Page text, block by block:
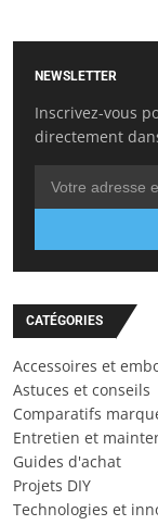
NEWSLETTER
Inscrivez-vous
directement
CATÉGORIES
Accessoires et
Astuces et conseils
Comparatifs
Entretien et
Guides d'achat
Projets DIY
Technologies et